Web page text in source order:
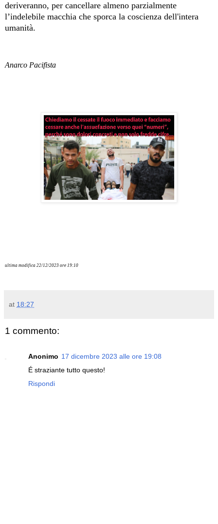
deriveranno, per cancellare almeno parzialmente
l’indelebile macchia che sporca la coscienza dell'intera
umanità.
Anarco Pacifista
ultima modifica 22/12/2023 ore 19:10
at 18:27
1 commento:
Anonimo 17 dicembre 2023 alle ore 19:08
É straziante tutto questo!
Rispondi